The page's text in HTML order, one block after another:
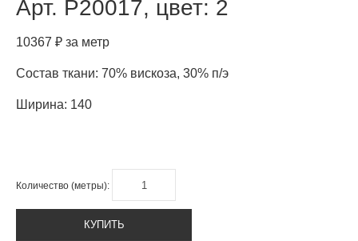
Арт. P20017, цвет: 2
10367 ₽ за метр
Состав ткани: 70% вискоза, 30% п/э
Ширина: 140
Количество (метры):
КУПИТЬ